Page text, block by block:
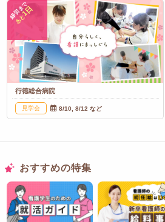
締切まで
あと
1日
行徳総合病院
見学会 8/10, 8/12 など
おすすめの特集